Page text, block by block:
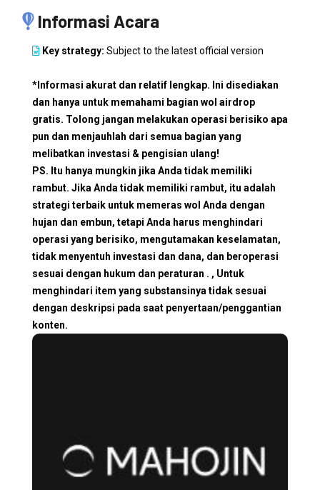
Informasi Acara
Key strategy: Subject to the latest official version
*Informasi akurat dan relatif lengkap. Ini disediakan
dan hanya untuk memahami bagian wol airdrop
gratis. Tolong jangan melakukan operasi berisiko apa
pun dan menjauhlah dari semua bagian yang
melibatkan investasi & pengisian ulang!
PS. Itu hanya mungkin jika Anda tidak memiliki
rambut. Jika Anda tidak memiliki rambut, itu adalah
strategi terbaik untuk memeras wol Anda dengan
hujan dan embun, tetapi Anda harus menghindari
operasi yang berisiko, mengutamakan keselamatan,
tidak menyentuh investasi dan dana, dan beroperasi
sesuai dengan hukum dan peraturan . , Untuk
menghindari item yang substansinya tidak sesuai
dengan deskripsi pada saat penyertaan/penggantian
konten.